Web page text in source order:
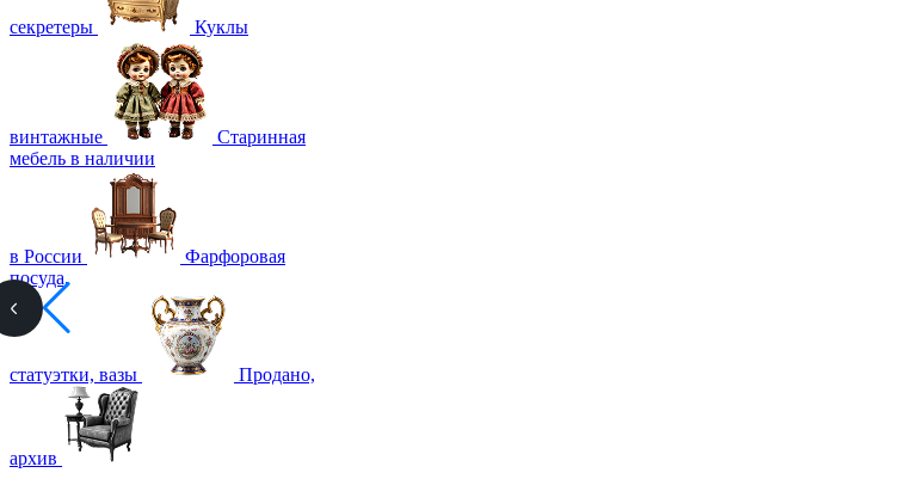
секретеры Куклы
винтажные
Старинная
мебель в наличии
в России
Фарфоровая
посуда,
статуэтки, вазы Продано,
архив